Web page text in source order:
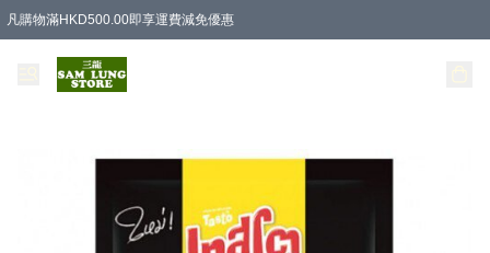
凡購物滿HKD500.00即享運費減免優惠